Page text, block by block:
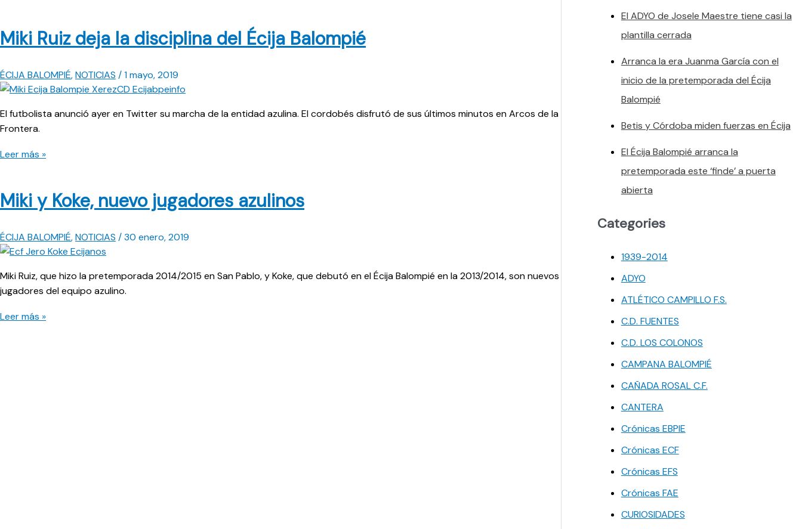
Miki Ruiz deja la disciplina del Écija Balompié
ÉCIJA BALOMPIÉ,NOTICIAS /1 mayo, 2019
El futbolista anunció ayer en Twitter su marcha de la entidad azulina. El cordobés disfrutó de sus últimos minutos en Arcos de la
Frontera.
Miki
la
disciplina
del
Écija
Balompié
Leer más »
Miki y Koke, nuevo jugadores azulinos
ÉCIJA BALOMPIÉ,NOTICIAS /30 enero, 2019
Miki Ruiz, que hizo la pretemporada 2014/2015 en San Pablo, y Koke, que debutó en el Écija Balompié en la 2013/2014, son nuevos
jugadores del equipo azulino.
Miki
Leer más »
El ADYO de Josele Maestre tiene casi la
plantilla cerrada
Arranca la era Juanma García con el
inicio de la pretemporada del Écija
Balompié
Betis y Córdoba miden fuerzas en Écija
El Écija Balompié arranca la
pretemporada este ‘finde’ a puerta
abierta
Categories
1939-2014
ADYO
ATLÉTICO CAMPILLO F.S.
C.D. FUENTES
C.D. LOS COLONOS
CAMPANA BALOMPIÉ
CAÑADA ROSAL C.F.
CANTERA
Crónicas EBPIE
Crónicas ECF
Crónicas EFS
Crónicas FAE
CURIOSIDADES